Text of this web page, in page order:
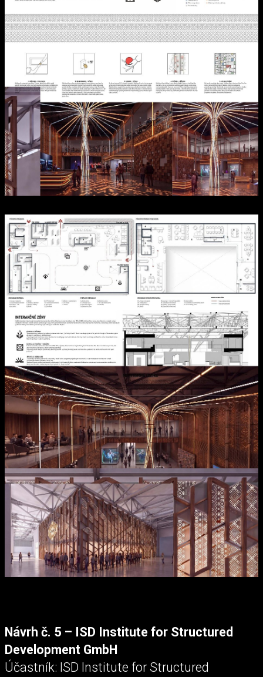
Návrh č. 5 – ISD Institute for Structured
Development GmbH
Účastník: ISD Institute for Structured